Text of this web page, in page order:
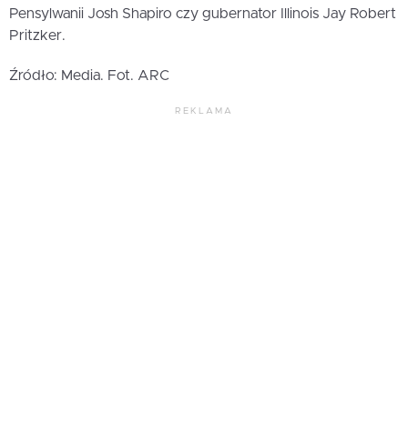
Pensylwanii Josh Shapiro czy gubernator Illinois Jay Robert
Pritzker.
Źródło: Media. Fot. ARC
REKLAMA